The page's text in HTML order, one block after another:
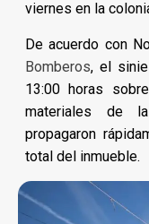
viernes en la
De acuerdo con
Bomberos, el
13:00 horas
materiales de
propagaron
total del inmueble.